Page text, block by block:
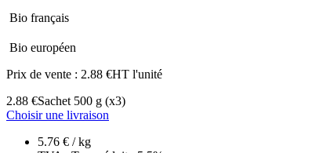
Bio français
Bio européen
Prix de vente : 2.88 €HT l'unité
2.88 €Sachet 500 g (x3)
Choisir une livraison
5.76 € / kg